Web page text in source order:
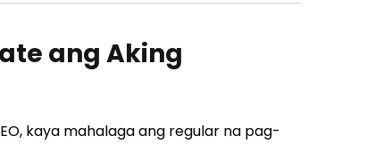
ang Aking
kaya mahalaga ang regular na pag-